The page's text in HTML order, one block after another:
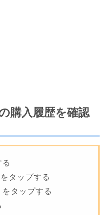
購入履歴を確認
タップする
タップする